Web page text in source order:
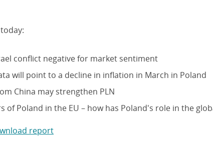
conflict negative for market sentiment
will point to a decline in inflation in March in Poland
China may strengthen PLN
of Poland in the EU – how has Poland's role in the
report